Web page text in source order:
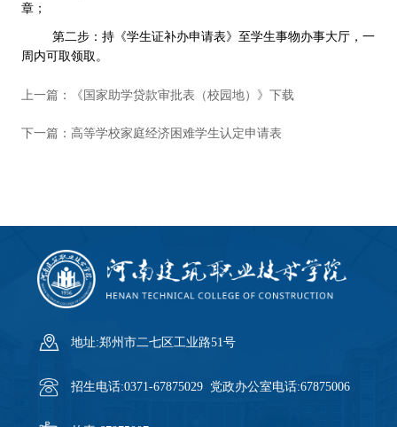
章；
第二步：持《学生证补办申请表》至学生事物办事大厅，一
周内可取领取。
上一篇： 《国家助学贷款审批表（校园地）》下载
下一篇： 高等学校家庭经济困难学生认定申请表
地址:郑州市二七区工业路51号
招生电话:0371-67875029 党政办公室电话:67875006